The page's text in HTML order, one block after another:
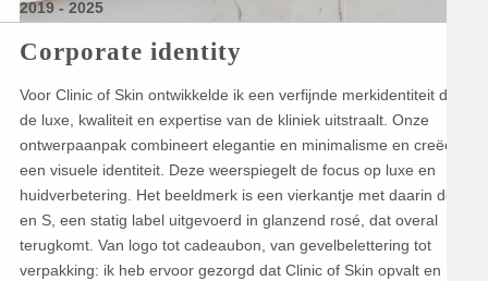
2019 - 2025
Corporate identity
Voor Clinic of Skin ontwikkelde ik een verfijnde merkidentiteit die
de luxe, kwaliteit en expertise van de kliniek uitstraalt. Onze
ontwerpaanpak combineert elegantie en minimalisme en creëert
een visuele identiteit. Deze weerspiegelt de focus op luxe en
huidverbetering. Het beeldmerk is een vierkantje met daarin de C
en S, een statig label uitgevoerd in glanzend rosé, dat overal
terugkomt. Van logo tot cadeaubon, van gevelbelettering tot
verpakking: ik heb ervoor gezorgd dat Clinic of Skin opvalt en